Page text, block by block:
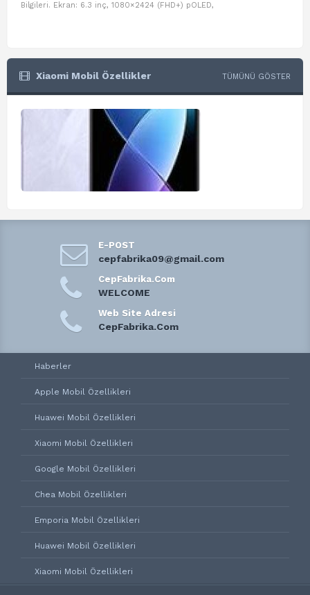
Bilgileri. Ekran: 6.3 inç, 1080×2424 (FHD+) pOLED,
Xiaomi Mobil Özellikler TÜMÜNÜ GÖSTER
E-POST
cepfabrika09@gmail.com
CepFabrika.Com
WELCOME
Web Site Adresi
CepFabrika.Com
Haberler
Apple Mobil Özellikleri
Huawei Mobil Özellikleri
Xiaomi Mobil Özellikleri
Google Mobil Özellikleri
Chea Mobil Özellikleri
Emporia Mobil Özellikleri
Huawei Mobil Özellikleri
Xiaomi Mobil Özellikleri